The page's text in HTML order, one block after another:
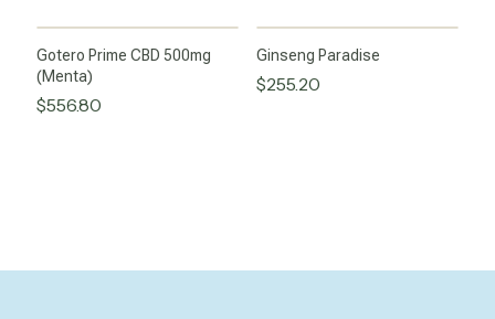
Gotero Prime CBD 500mg
(Menta)
$556.80
Ginseng Paradise
$255.20